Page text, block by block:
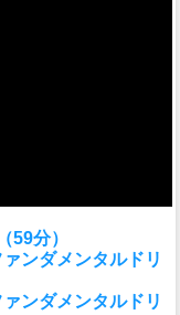
分）
ンダメンタルドリ
ンダメンタルドリ